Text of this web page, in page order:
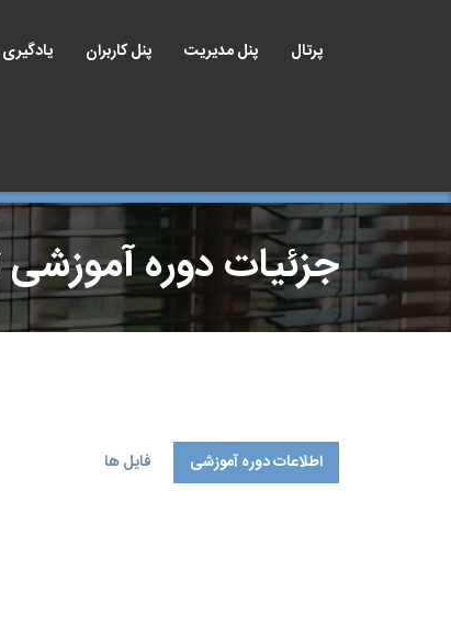
پرتال پنل مدیریت پنل کاربران
جزئیات دوره
اطلاعات دوره آموزشی فایل ها